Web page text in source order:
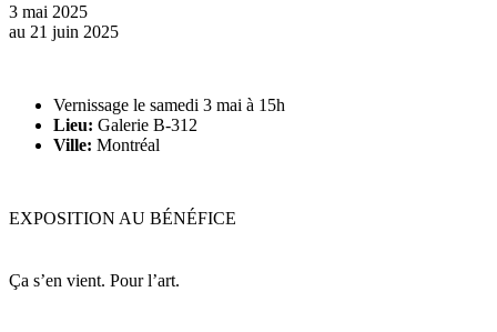
3 mai 2025
au 21 juin 2025
Vernissage le samedi 3 mai à 15h
Lieu: Galerie B-312
Ville: Montréal
EXPOSITION AU BÉNÉFICE
Ça s’en vient. Pour l’art.